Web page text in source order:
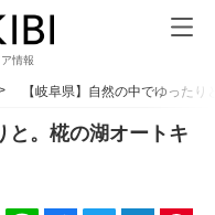
情報
【岐阜県】自然の中でゆった
と。椛の湖オートキ